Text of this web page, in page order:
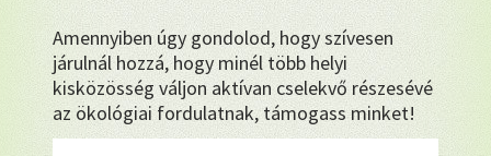
Amennyiben úgy gondolod, hogy szívesen
járulnál hozzá, hogy minél több helyi
kisközösség váljon aktívan cselekvő részesévé
az ökológiai fordulatnak, támogass minket!